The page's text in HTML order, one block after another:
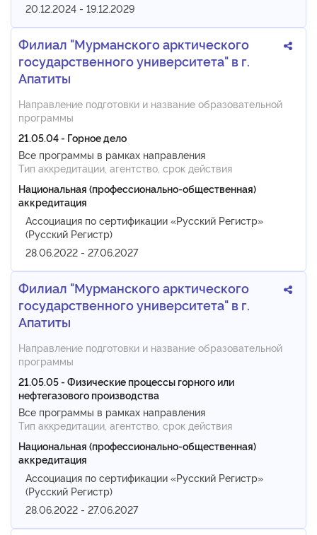
20.12.2024 - 19.12.2029
Филиал "Мурманского арктического
государственного университета" в г.
Апатиты
Направление подготовки и название образовательной
программы
21.05.04 - Горное дело
Все программы в рамках направления
Тип аккредитации, агентство, срок действия
Национальная (профессионально-общественная)
аккредитация
Ассоциация по сертификации «Русский Регистр»
(Русский Регистр)
28.06.2022 - 27.06.2027
Филиал "Мурманского арктического
государственного университета" в г.
Апатиты
Направление подготовки и название образовательной
программы
21.05.05 - Физические процессы горного или
нефтегазового производства
Все программы в рамках направления
Тип аккредитации, агентство, срок действия
Национальная (профессионально-общественная)
аккредитация
Ассоциация по сертификации «Русский Регистр»
(Русский Регистр)
28.06.2022 - 27.06.2027